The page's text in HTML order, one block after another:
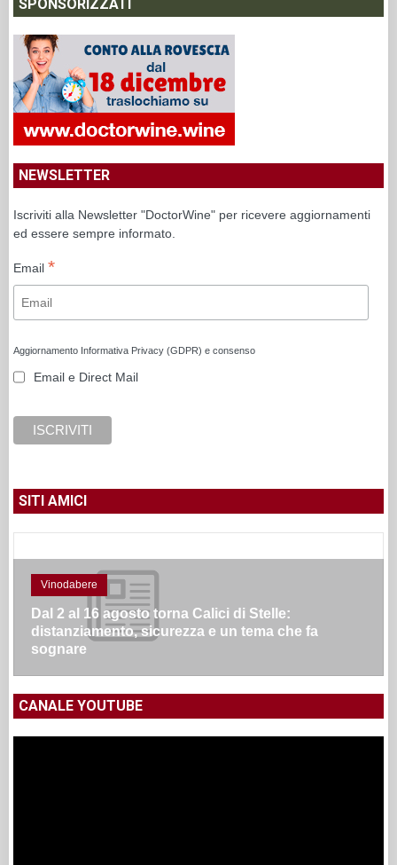
SPONSORIZZATI
NEWSLETTER
Iscriviti alla Newsletter "DoctorWine" per ricevere aggiornamenti
ed essere sempre informato.
Email *
Aggiornamento Informativa Privacy (GDPR) e consenso
Email e Direct Mail
SITI AMICI
Vinodabere
Dal 2 al 16 agosto torna Calici di Stelle:
distanziamento, sicurezza e un tema che fa
sognare
CANALE YOUTUBE